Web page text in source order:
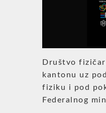
Društvo
kantonu uz
fiziku i pod
Federalnog